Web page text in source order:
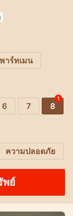
าร์ทเมน
6 7 8
1
ความปลอดภัย
พย์